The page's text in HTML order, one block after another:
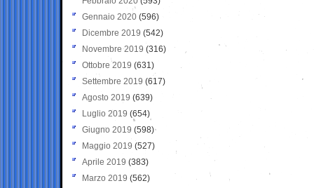
Gennaio 2020 (596)
Dicembre 2019 (542)
Novembre 2019 (316)
Ottobre 2019 (631)
Settembre 2019 (617)
Agosto 2019 (639)
Luglio 2019 (654)
Giugno 2019 (598)
Maggio 2019 (527)
Aprile 2019 (383)
Marzo 2019 (562)